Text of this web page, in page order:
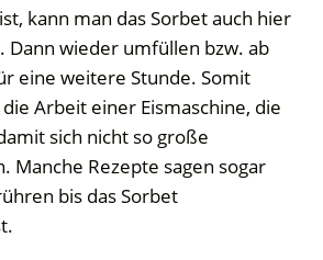
kann man das Sorbet auch hier
Dann wieder umfüllen bzw. ab
eine weitere Stunde. Somit
Arbeit einer Eismaschine, die
sich nicht so große
Manche Rezepte sagen sogar
bis das Sorbet